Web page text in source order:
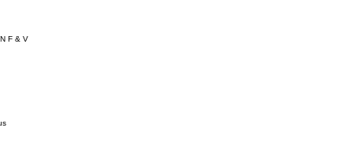
F & V